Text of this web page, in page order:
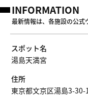
INFORMATION
最新情報は、各施設の公式
スポット名
湯島天満宮
住所
東京都文京区湯島3-30-